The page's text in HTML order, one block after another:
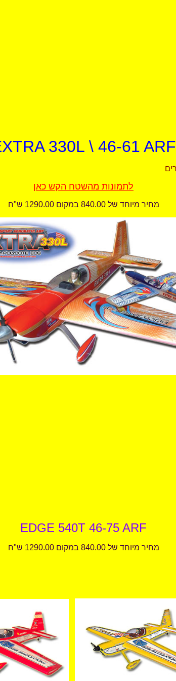
330L \ 46-61 ARF
לתמונות מהשטח הקש כאן
מחיר מיוחד של 840.00 במקום 1290.00 ש"ח
EDGE 540T 46-75 ARF
מחיר מיוחד של 840.00 במקום 1290.00 ש"ח